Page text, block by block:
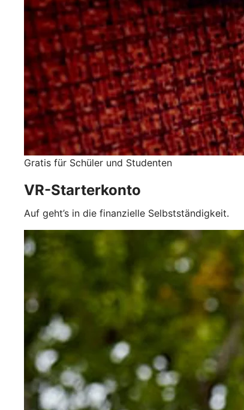
Gratis für Schüler und Studenten
VR-Starterkonto
Auf geht’s in die finanzielle Selbstständigkeit.